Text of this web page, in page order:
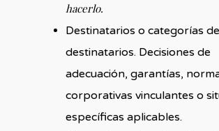
hacerlo.
Destinatarios o categorías de
destinatarios. Decisiones de
adecuación, garantías,
corporativas vinculantes o
específicas aplicables.